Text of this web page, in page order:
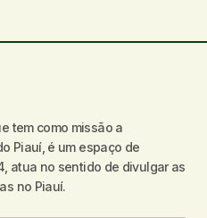
tem como missão a
Piauí, é um espaço de
atua no sentido de divulgar as
no Piauí.